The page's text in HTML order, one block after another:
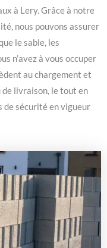
à Lery. Grâce à notre
nous pouvons assurer
le sable, les
n’avez à vous occuper
au chargement et
livraison, le tout en
de sécurité en vigueur